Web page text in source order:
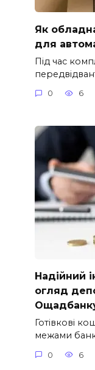
Як
для
Під час
0 6
Надійний
огляд
Готівкові
межами
0 6